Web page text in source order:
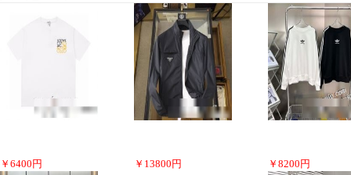
￥ 6400 円 ￥ 13800 円 ￥ 8200 円